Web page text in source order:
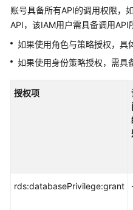
门
内
核
介
佳
账号具备所有API的调用权限，
API，该IAM用户需具备调用API
如果使用角色与策略授权，具
如果使用身份策略授权，需具
授权项
rds:databasePrivilege:grant